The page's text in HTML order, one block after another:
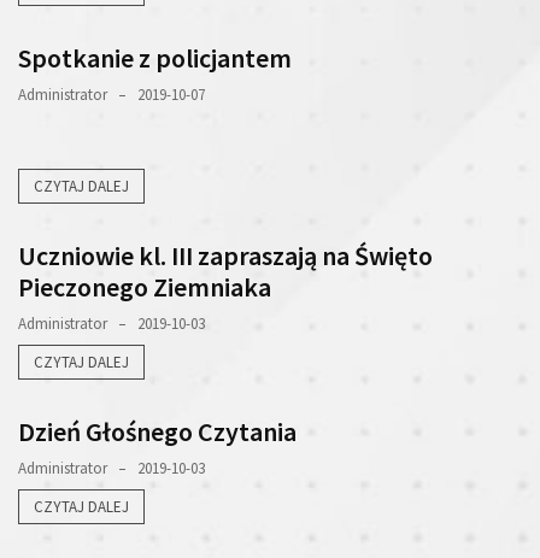
Spotkanie z policjantem
Administrator 2019-10-07
CZYTAJ DALEJ
Uczniowie kl. III zapraszają na Święto
Pieczonego Ziemniaka
Administrator
2019-10-03
CZYTAJ DALEJ
Dzień Głośnego Czytania
Administrator
2019-10-03
CZYTAJ DALEJ